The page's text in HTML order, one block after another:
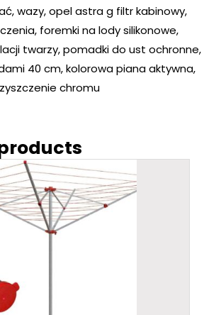
wazy, opel astra g filtr kabinowy,
foremki na lody silikonowe,
twarzy, pomadki do ust ochronne,
40 cm, kolorowa piana aktywna,
chromu